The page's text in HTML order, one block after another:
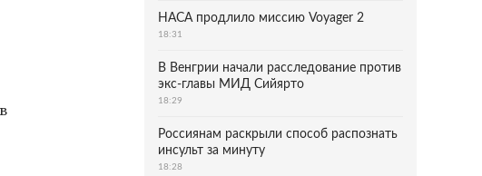
НАСА продлило миссию Voyager 2
18:31
В Венгрии начали расследование против
экс-главы МИД Сийярто
18:29
Россиянам раскрыли способ распознать
инсульт за минуту
18:28